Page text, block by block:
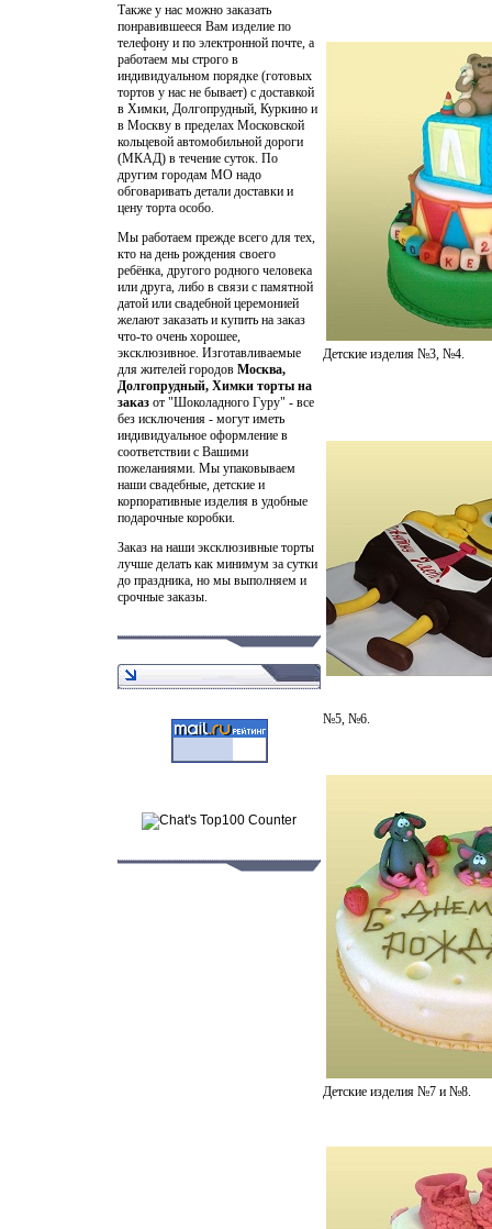
Также у нас можно заказать
понравившееся Вам изделие по
телефону и по электронной почте, а
работаем мы строго в
индивидуальном порядке (готовых
тортов у нас не бывает) с доставкой
в Химки, Долгопрудный, Куркино и
в Москву в пределах Московской
кольцевой автомобильной дороги
(МКАД) в течение суток. По
другим городам МО надо
обговаривать детали доставки и
цену торта особо.
Мы работаем прежде всего для тех,
кто на день рождения своего
ребёнка, другого родного человека
или друга, либо в связи с памятной
датой или свадебной церемонией
желают заказать и купить на заказ
что-то очень хорошее,
эксклюзивное. Изготавливаемые
для жителей городов Москва,
Долгопрудный, Химки торты на
заказ от "Шоколадного Гуру" - все
без исключения - могут иметь
индивидуальное оформление в
соответствии с Вашими
пожеланиями. Мы упаковываем
наши свадебные, детские и
корпоративные изделия в удобные
подарочные коробки.
Заказ на наши эксклюзивные торты
лучше делать как минимум за сутки
до праздника, но мы выполняем и
срочные заказы.
Детские изделия №3, №4.
№5, №6.
Детские изделия №7 и №8.